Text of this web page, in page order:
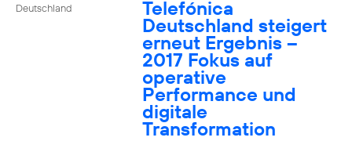
Deutschland
Telefónica
Deutschland steigert
erneut Ergebnis –
2017 Fokus auf
operative
Performance und
digitale
Transformation